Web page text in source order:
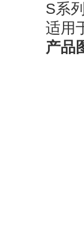
S系列
适用于
产品